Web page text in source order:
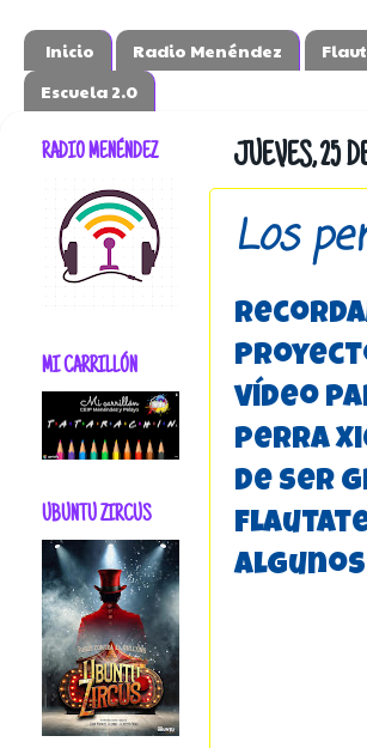
Inicio Radio Menéndez
Escuela 2.0
JUEVES, 25
Los
vídeo
perra
de ser
RADIO MENÉNDEZ
MI CARRILLÓN
UBUNTU ZIRCUS